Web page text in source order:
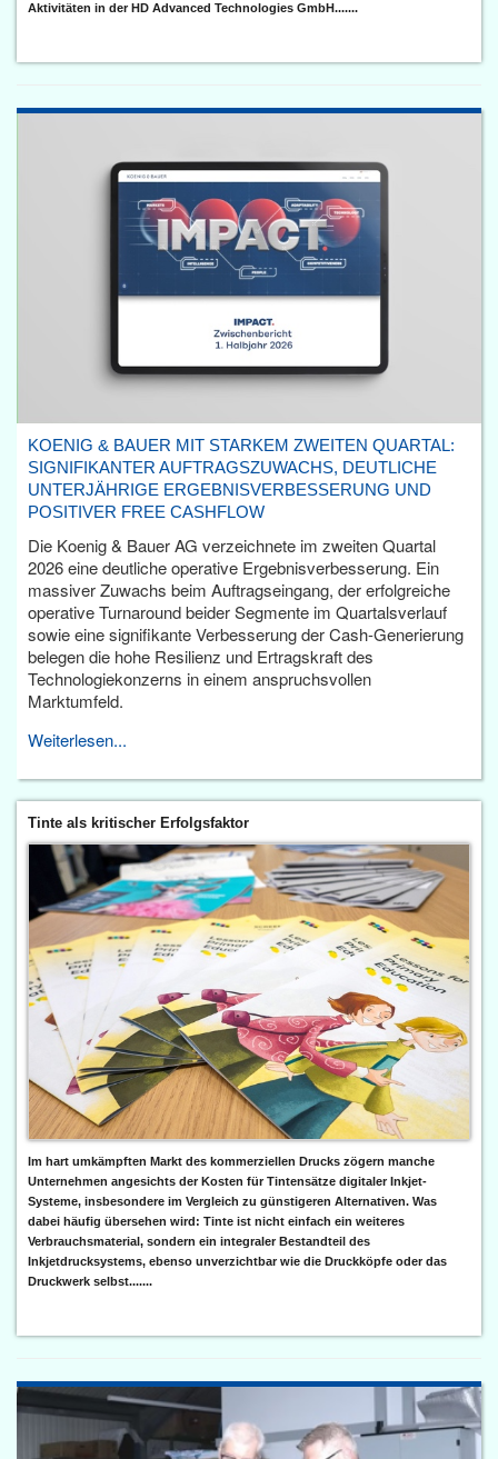
Aktivitäten in der HD Advanced Technologies GmbH.......
KOENIG & BAUER MIT STARKEM ZWEITEN QUARTAL:
SIGNIFIKANTER AUFTRAGSZUWACHS, DEUTLICHE
UNTERJÄHRIGE ERGEBNISVERBESSERUNG UND
POSITIVER FREE CASHFLOW
Die Koenig & Bauer AG verzeichnete im zweiten Quartal
2026 eine deutliche operative Ergebnisverbesserung. Ein
massiver Zuwachs beim Auftragseingang, der erfolgreiche
operative Turnaround beider Segmente im Quartalsverlauf
sowie eine signifikante Verbesserung der Cash-Generierung
belegen die hohe Resilienz und Ertragskraft des
Technologiekonzerns in einem anspruchsvollen
Marktumfeld.
Weiterlesen...
Tinte als kritischer Erfolgsfaktor
Im hart umkämpften Markt des kommerziellen Drucks zögern manche
Unternehmen angesichts der Kosten für Tintensätze digitaler Inkjet-
Systeme, insbesondere im Vergleich zu günstigeren Alternativen. Was
dabei häufig übersehen wird: Tinte ist nicht einfach ein weiteres
Verbrauchsmaterial, sondern ein integraler Bestandteil des
Inkjetdrucksystems, ebenso unverzichtbar wie die Druckköpfe oder das
Druckwerk selbst.......